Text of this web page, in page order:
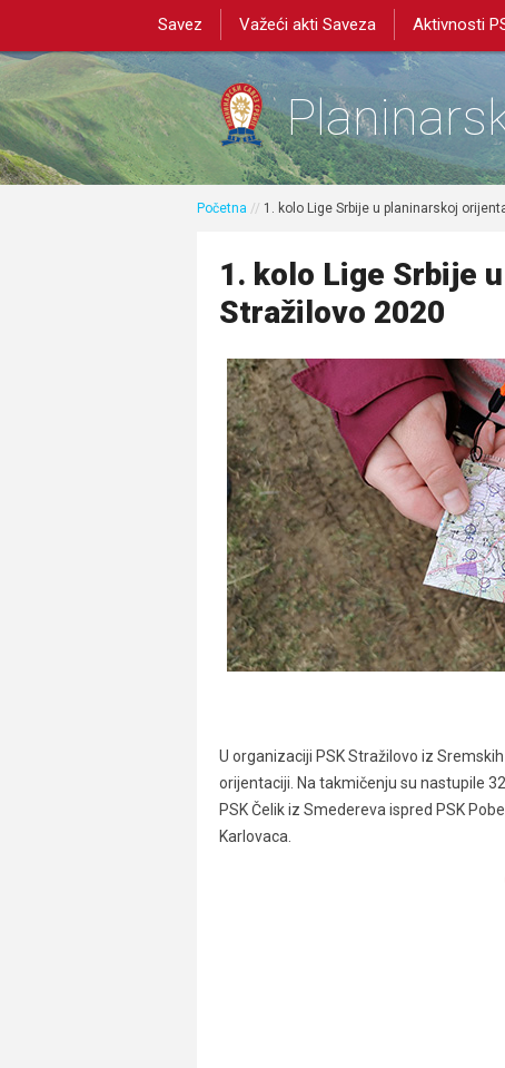
Savez Važeći akti Saveza Aktivnosti
Početna // 1. kolo Lige Srbije u planinarskoj
1. kolo Lige Srbije
Stražilovo 2020
U organizaciji PSK Stražilovo iz
orijentaciji. Na takmičenju su nastupile
PSK Čelik iz Smedereva ispred PSK
Karlovaca.